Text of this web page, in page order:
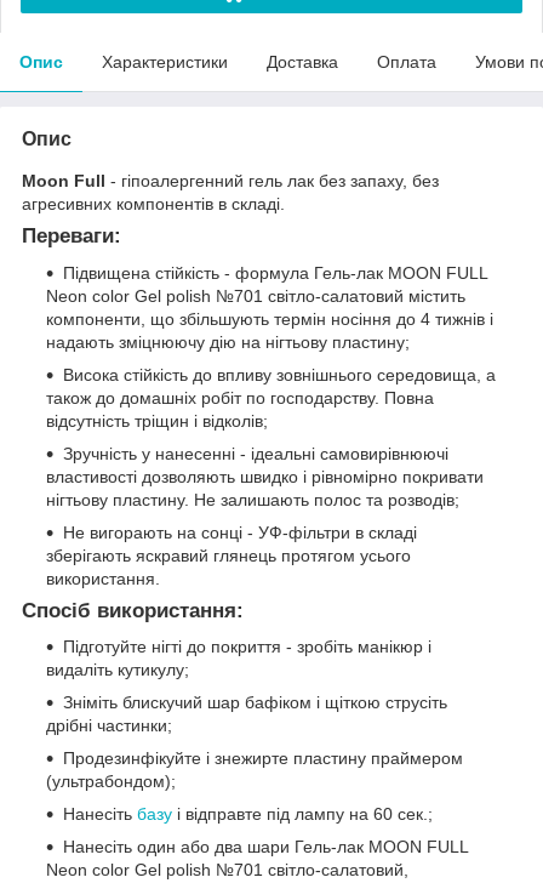
Опис Характеристики Доставка Оплата Умови
Опис
Moon Full - гіпоалергенний гель лак без запаху, без
агресивних компонентів в складі.
Переваги:
Підвищена стійкість - формула Гель-лак MOON FULL
Neon color Gel polish №701 світло-салатовий містить
компоненти, що збільшують термін носіння до 4 тижнів і
надають зміцнюючу дію на нігтьову пластину;
Висока стійкість до впливу зовнішнього середовища, а
також до домашніх робіт по господарству. Повна
відсутність тріщин і відколів;
Зручність у нанесенні - ідеальні самовирівнюючі
властивості дозволяють швидко і рівномірно покривати
нігтьову пластину. Не залишають полос та розводів;
Не вигорають на сонці - УФ-фільтри в складі
зберігають яскравий глянець протягом усього
використання.
Спосіб використання:
Підготуйте нігті до покриття - зробіть манікюр і
видаліть кутикулу;
Зніміть блискучий шар бафіком і щіткою струсіть
дрібні частинки;
Продезинфікуйте і знежирте пластину праймером
(ультрабондом);
Нанесіть базу і відправте під лампу на 60 сек.;
Нанесіть один або два шари Гель-лак MOON FULL
Neon color Gel polish №701 світло-салатовий,